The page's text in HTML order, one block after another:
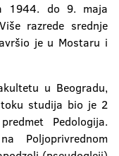
1944. do 9. maja
razrede srednje
je u Mostaru i
u Beogradu,
studija bio je 2
Pedologija.
Poljoprivrednom